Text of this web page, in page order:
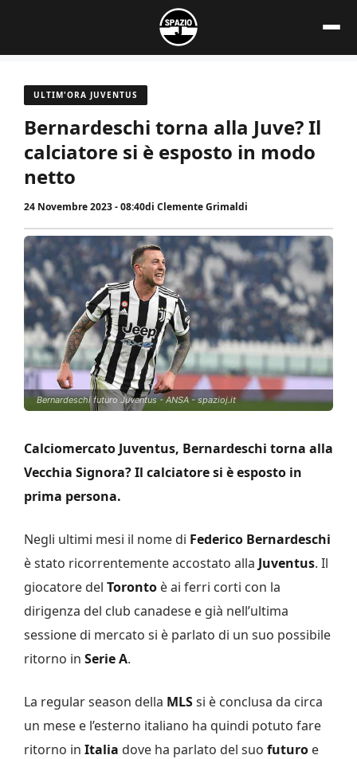
contenuto
ULTIM'ORA JUVENTUS
Bernardeschi torna alla Juve? Il
calciatore si è esposto in modo
netto
24 Novembre 2023 - 08:40di Clemente Grimaldi
Bernardeschi futuro Juventus - ANSA - spazioj.it
Calciomercato Juventus, Bernardeschi torna alla
Vecchia Signora? Il calciatore si è esposto in
prima persona.
Negli ultimi mesi il nome di Federico Bernardeschi
è stato ricorrentemente accostato alla Juventus. Il
giocatore del Toronto è ai ferri corti con la
dirigenza del club canadese e già nell’ultima
sessione di mercato si è parlato di un suo possibile
ritorno in Serie A.
La regular season della MLSsi è conclusa da circa
un mese e l’esterno italiano ha quindi potuto fare
ritorno in Italia dove ha parlato del suo futuro e